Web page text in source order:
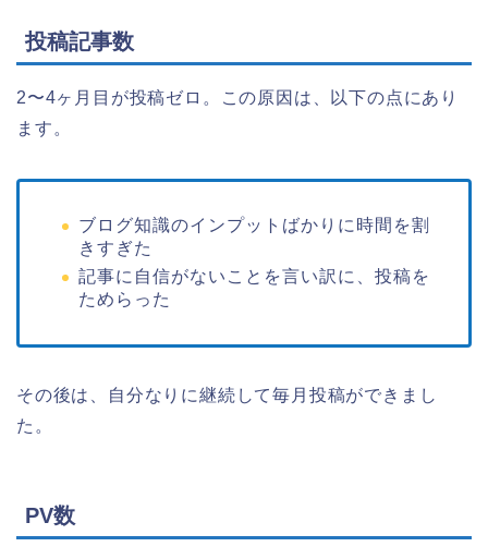
投稿記事数
2〜4ヶ月目が投稿ゼロ。この原因は、以下の点にあり
ます。
ブログ知識のインプットばかりに時間を割
きすぎた
記事に自信がないことを言い訳に、投稿を
ためらった
その後は、自分なりに継続して毎月投稿ができまし
た。
PV数